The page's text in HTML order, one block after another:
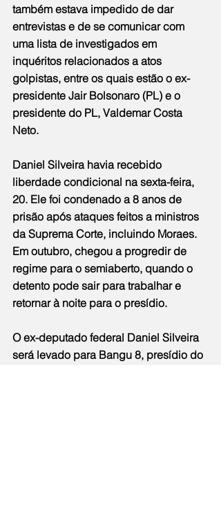
também estava impedido de dar
entrevistas e de se comunicar com
uma lista de investigados em
inquéritos relacionados a atos
golpistas, entre os quais estão o ex-
presidente Jair Bolsonaro (PL) e o
presidente do PL, Valdemar Costa
Neto.
Daniel Silveira havia recebido
liberdade condicional na sexta-feira,
20. Ele foi condenado a 8 anos de
prisão após ataques feitos a ministros
da Suprema Corte, incluindo Moraes.
Em outubro, chegou a progredir de
regime para o semiaberto, quando o
detento pode sair para trabalhar e
retornar à noite para o presídio.
O ex-deputado federal Daniel Silveira
será levado para Bangu 8, presídio do